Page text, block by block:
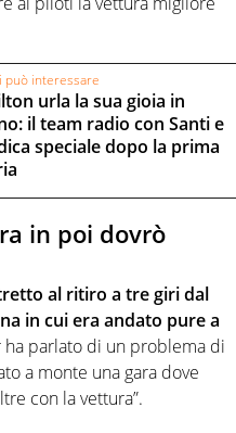
può interessare
urla la sua gioia in
il team radio con Santi e
speciale dopo la prima
in poi dovrò
al ritiro a tre giri dal
in cui era andato pure a
ha parlato di un problema di
a monte una gara dove
con la vettura”.